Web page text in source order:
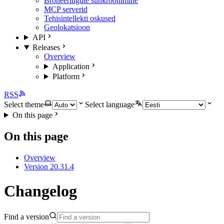
MCP serverid
Tehisintellekti oskused
Geolokatsioon
API
Releases
Overview
Application
Platform
RSS
Select theme
Select language
On this page
On this page
Overview
Version 20.31.4
Changelog
Find a version